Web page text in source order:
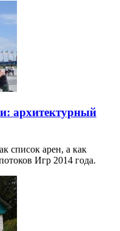
архитектурный
список арен, а как
Игр 2014 года.